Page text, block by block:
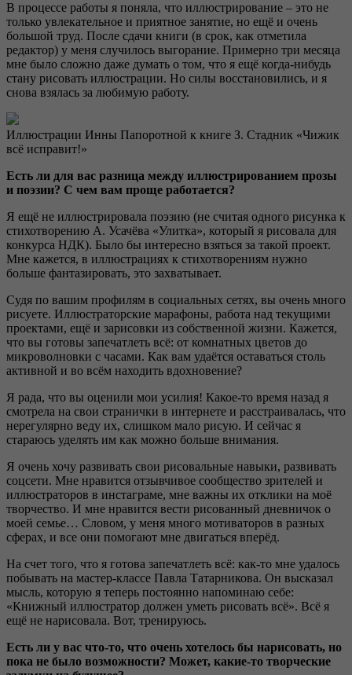
В процессе работы я поняла, что иллюстрирование – это не
только увлекательное и приятное занятие, но ещё и очень
большой труд. После сдачи книги (в срок, как отметила
редактор) у меня случилось выгорание. Примерно три месяца
мне было сложно даже думать о том, что я ещё когда-нибудь
стану рисовать иллюстрации. Но силы восстановились, и я
снова взялась за любимую работу.
Иллюстрации Инны Папоротной к книге З. Стадник «Чижик
всё исправит!»
Есть ли для вас разница между иллюстрированием прозы
и поэзии? С чем вам проще работается?
Я ещё не иллюстрировала поэзию (не считая одного рисунка к
стихотворению А. Усачёва «Улитка», который я рисовала для
конкурса НДК). Было бы интересно взяться за такой проект.
Мне кажется, в иллюстрациях к стихотворениям нужно
больше фантазировать, это захватывает.
Судя по вашим профилям в социальных сетях, вы очень много
рисуете. Иллюстраторские марафоны, работа над текущими
проектами, ещё и зарисовки из собственной жизни. Кажется,
что вы готовы запечатлеть всё: от комнатных цветов до
микроволновки с часами. Как вам удаётся оставаться столь
активной и во всём находить вдохновение?
Я рада, что вы оценили мои усилия! Какое-то время назад я
смотрела на свои странички в интернете и расстраивалась, что
нерегулярно веду их, слишком мало рисую. И сейчас я
стараюсь уделять им как можно больше внимания.
Я очень хочу развивать свои рисовальные навыки, развивать
соцсети. Мне нравится отзывчивое сообщество зрителей и
иллюстраторов в инстаграме, мне важны их отклики на моё
творчество. И мне нравится вести рисованный дневничок о
моей семье… Словом, у меня много мотиваторов в разных
сферах, и все они помогают мне двигаться вперёд.
На счет того, что я готова запечатлеть всё: как-то мне удалось
побывать на мастер-классе Павла Татарникова. Он высказал
мысль, которую я теперь постоянно напоминаю себе:
«Книжный иллюстратор должен уметь рисовать всё». Всё я
ещё не нарисовала. Вот, тренируюсь.
Есть ли у вас что-то, что очень хотелось бы нарисовать, но
пока не было возможности? Может, какие-то творческие